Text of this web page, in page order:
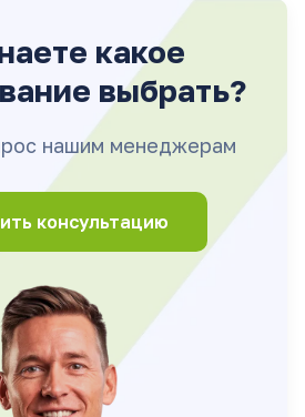
какое
выбрать?
нашим менеджерам
консультацию